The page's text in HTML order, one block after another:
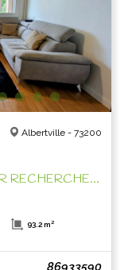
Albertville - 73200
ALBERTVILLE, DANS LE QUARTIER RECHERCHE DE ST SIGISMOND!
93.2 m²
86933590